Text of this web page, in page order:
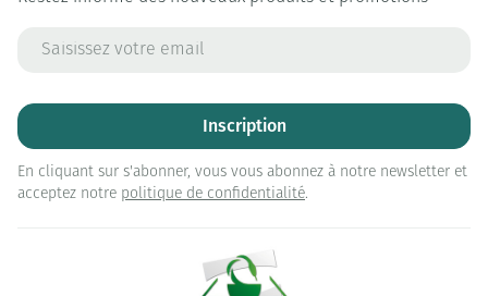
Inscription
En cliquant sur s'abonner, vous vous abonnez à notre newsletter et
acceptez notre politique de confidentialité.